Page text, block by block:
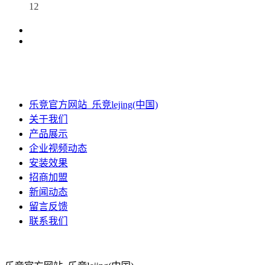
12
乐竞官方网站_乐竞lejing(中国)
关于我们
产品展示
企业视频动态
安装效果
招商加盟
新闻动态
留言反馈
联系我们